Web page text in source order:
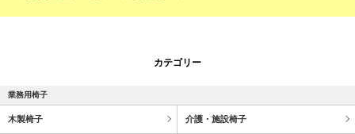
カテゴリー
業務用椅子
木製椅子 介護・施設椅子